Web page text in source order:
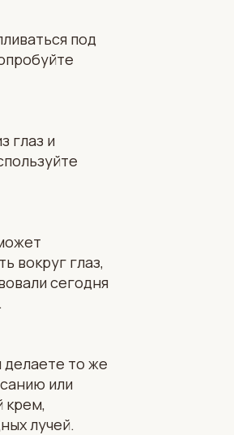
под
глаз и
вокруг глаз,
сегодня
делаете то же
или
крем,
лучей.